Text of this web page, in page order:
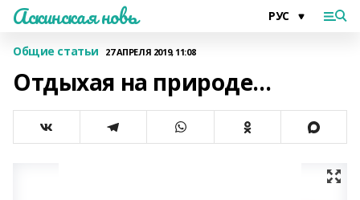
Аскинская новь
Общие статьи 27 АПРЕЛЯ 2019, 11:08
Отдыхая на природе…